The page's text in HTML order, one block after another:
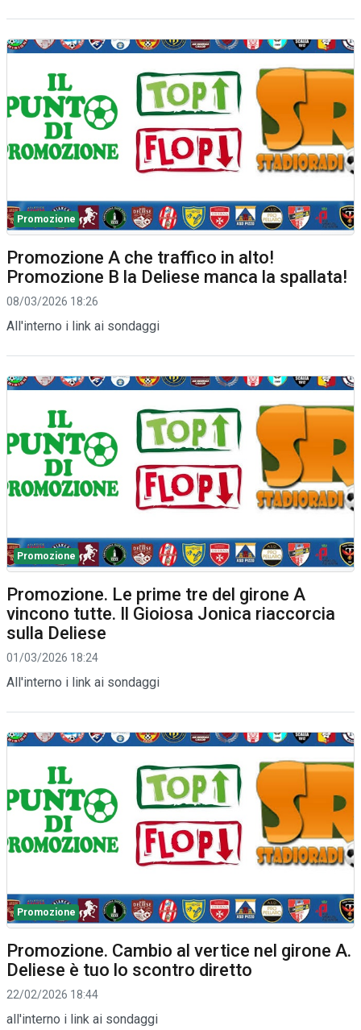
Promozione
Promozione A che traffico in alto!
Promozione B la Deliese manca la spallata!
08/03/2026 18:26
All'interno i link ai sondaggi
Promozione
Promozione. Le prime tre del girone A
vincono tutte. Il Gioiosa Jonica riaccorcia
sulla Deliese
01/03/2026 18:24
All'interno i link ai sondaggi
Promozione
Promozione. Cambio al vertice nel girone A.
Deliese è tuo lo scontro diretto
22/02/2026 18:44
all'interno i link ai sondaggi